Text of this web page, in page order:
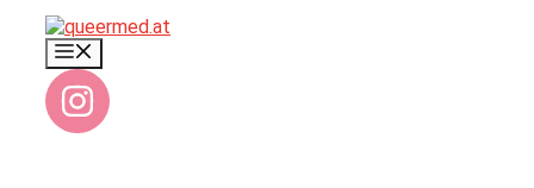
Inhalt
springen